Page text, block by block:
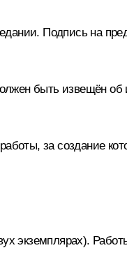
Подпись на
быть извещён об
за создание
экземплярах).